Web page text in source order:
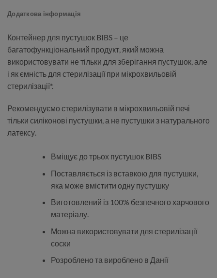
Додаткова інформація
Контейнер для пустушок BIBS – це
багатофункціональний продукт, який можна
використовувати не тільки для зберігання пустушок, але
і як ємність для стерилізації при мікрохвильовій
стерилізації*.
Рекомендуємо стерилізувати в мікрохвильовій печі
тільки силіконові пустушки, а не пустушки з натурального
латексу.
Вміщує до трьох пустушок BIBS
Поставляється із вставкою для пустушки,
яка може вмістити одну пустушку
Виготовлений із 100% безпечного харчового
матеріалу.
Можна використовувати для стерилізації
соски
Розроблено та вироблено в Данії